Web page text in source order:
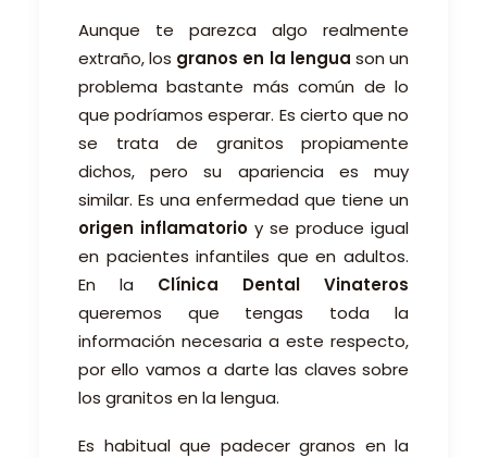
Aunque te parezca algo realmente
extraño, los granos en la lengua son un
problema bastante más común de lo
que podríamos esperar. Es cierto que no
se trata de granitos propiamente
dichos, pero su apariencia es muy
similar. Es una enfermedad que tiene un
origen inflamatorio y se produce igual
en pacientes infantiles que en adultos.
En la Clínica Dental Vinateros
queremos que tengas toda la
información necesaria a este respecto,
por ello vamos a darte las claves sobre
los granitos en la lengua.
Es habitual que padecer granos en la